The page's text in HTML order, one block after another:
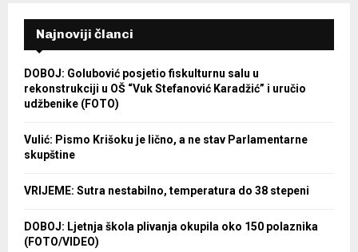
Najnoviji članci
DOBOJ: Golubović posjetio fiskulturnu salu u
rekonstrukciji u OŠ “Vuk Stefanović Karadžić” i uručio
udžbenike (FOTO)
Vulić: Pismo Krišoku je lično, a ne stav Parlamentarne
skupštine
VRIJEME: Sutra nestabilno, temperatura do 38 stepeni
DOBOJ: Ljetnja škola plivanja okupila oko 150 polaznika
(FOTO/VIDEO)